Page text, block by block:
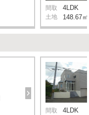
間取 4LDK
土地 148.67㎡
間取 4LDK